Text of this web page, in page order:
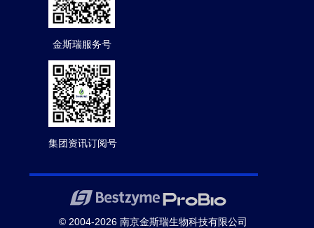
金斯瑞服务号
集团资讯订阅号
© 2004-2026 南京金斯瑞生物科技有限公司